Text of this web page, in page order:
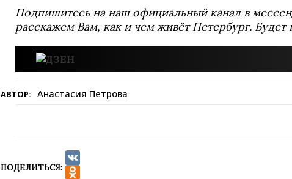
Подпишитесь на наш официальный канал в
расскажем Вам, как и чем живёт Петербург. Будет
АВТОР: Анастасия Петрова
ПОДЕЛИТЬСЯ:
VK